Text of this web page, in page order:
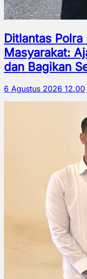
Ditlantas
Masyarakat:
dan Bagikan
6 Agustus 2026 12.00